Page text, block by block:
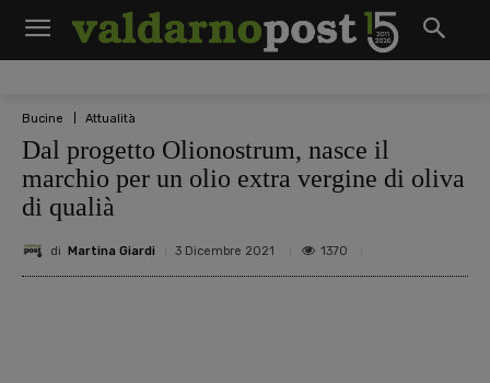
Bucine Attualità
Dal progetto Olionostrum, nasce il
marchio per un olio extra vergine di oliva
di qualià
di Martina Giardi 3 Dicembre 2021 1370